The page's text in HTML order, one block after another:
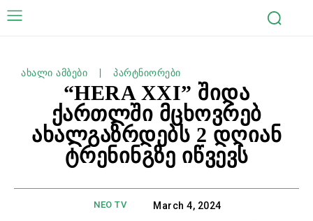
ახალი ამბები პარტნიორები
“HERA XXI” შიდა
ქართლში მცხოვრებ
ახალგაზრდებს 2 დღიან
ტრენინგზე იწვევს
NEO TV March 4, 2024